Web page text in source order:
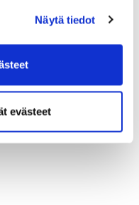
Näytä tiedot
evästeet